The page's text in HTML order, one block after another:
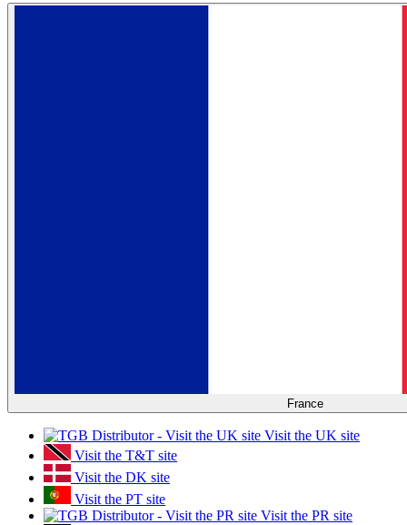
France
Visit the UK site
Visit the T&T site
Visit the DK site
Visit the PT site
Visit the PR site